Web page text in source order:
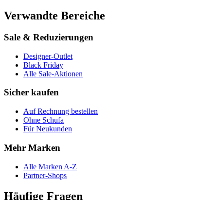
Verwandte Bereiche
Sale & Reduzierungen
Designer-Outlet
Black Friday
Alle Sale-Aktionen
Sicher kaufen
Auf Rechnung bestellen
Ohne Schufa
Für Neukunden
Mehr Marken
Alle Marken A-Z
Partner-Shops
Häufige Fragen